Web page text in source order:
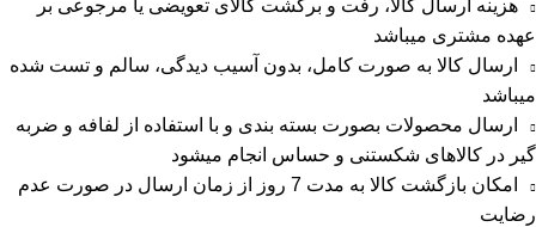
هزینه ارسال کالا، رفت و برگشت کالای تعویضی یا مرجوعی بر
عهده مشتری میباشد
ارسال کالا به صورت کامل، بدون آسیب دیدگی، سالم و تست شده
میباشد
ارسال محصولات بصورت بسته بندی و با استفاده از لفافه و ضربه
گیر در کالاهای شکستنی و حساس انجام میشود
امکان بازگشت کالا به مدت 7 روز از زمان ارسال در صورت عدم
رضایت